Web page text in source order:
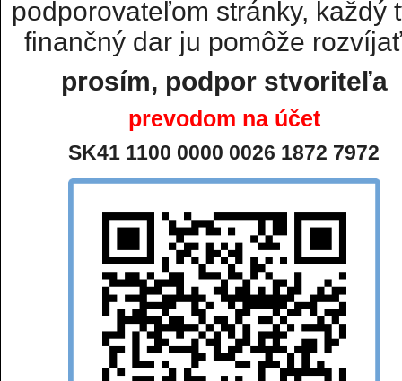
podporovateľom stránky, každý
finančný dar ju pomôže
prosím, podpor stvoriteľa
prevodom na účet
SK41 1100 0000 0026 1872 7972